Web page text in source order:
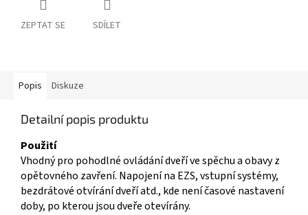
ZEPTAT SE SDÍLET
Popis Diskuze
Detailní popis produktu
Použití
Vhodný pro pohodlné ovládání dveří ve spěchu a obavy z
opětovného zavření. Napojení na EZS, vstupní systémy,
bezdrátové otvírání dveří atd., kde není časové nastavení
doby, po kterou jsou dveře otevírány.